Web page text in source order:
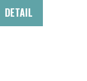
DETAIL